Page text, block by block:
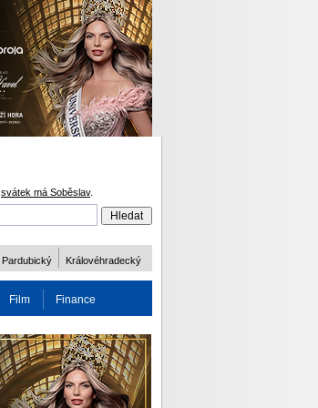
svátek má Soběslav.
Pardubický Královéhradecký
Film Finance
ODM 2016